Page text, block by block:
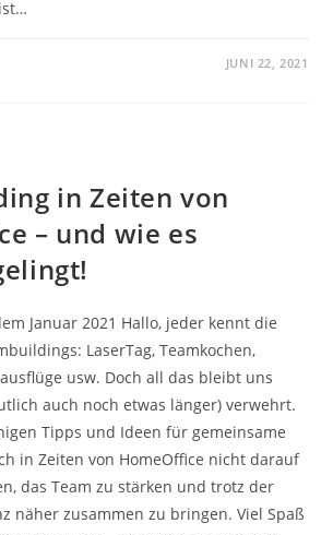
JUNI 22, 2021
in Zeiten von
– und wie es
Januar 2021 Hallo, jeder kennt die
LaserTag, Teamkochen,
usw. Doch all das bleibt uns
auch noch etwas länger) verwehrt.
Tipps und Ideen für gemeinsame
in Zeiten von HomeOffice nicht darauf
das Team zu stärken und trotz der
näher zusammen zu bringen. Viel Spaß